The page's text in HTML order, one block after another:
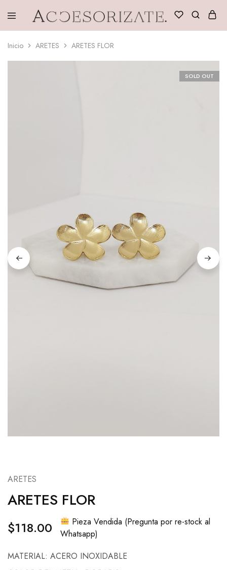
Inicio ARETES ARETES FLOR
SOLD OUT
ARETES
ARETES FLOR
$118.00
Pieza Vendida (Pregunta por re-stock al
Whatsapp)
MATERIAL: ACERO INOXIDABLE